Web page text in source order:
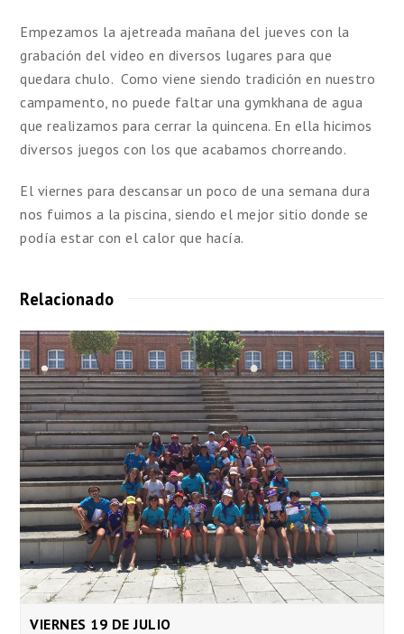
Empezamos la ajetreada mañana del jueves con la
grabación del video en diversos lugares para que
quedara chulo. Como viene siendo tradición en nuestro
campamento, no puede faltar una gymkhana de agua
que realizamos para cerrar la quincena. En ella hicimos
diversos juegos con los que acabamos chorreando.
El viernes para descansar un poco de una semana dura
nos fuimos a la piscina, siendo el mejor sitio donde se
podía estar con el calor que hacía.
Relacionado
VIERNES 19 DE JULIO